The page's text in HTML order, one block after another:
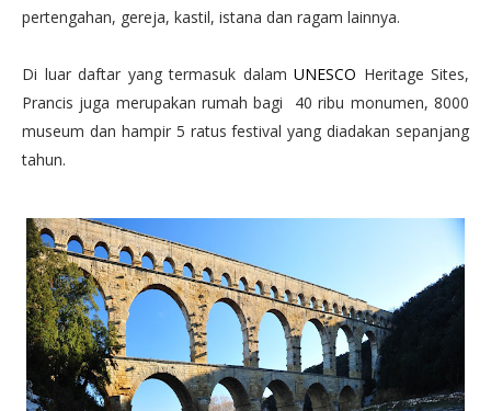
pertengahan, gereja, kastil, istana dan ragam lainnya.
Di luar daftar yang termasuk dalam UNESCO Heritage Sites,
Prancis juga merupakan rumah bagi 40 ribu monumen, 8000
museum dan hampir 5 ratus festival yang diadakan sepanjang
tahun.